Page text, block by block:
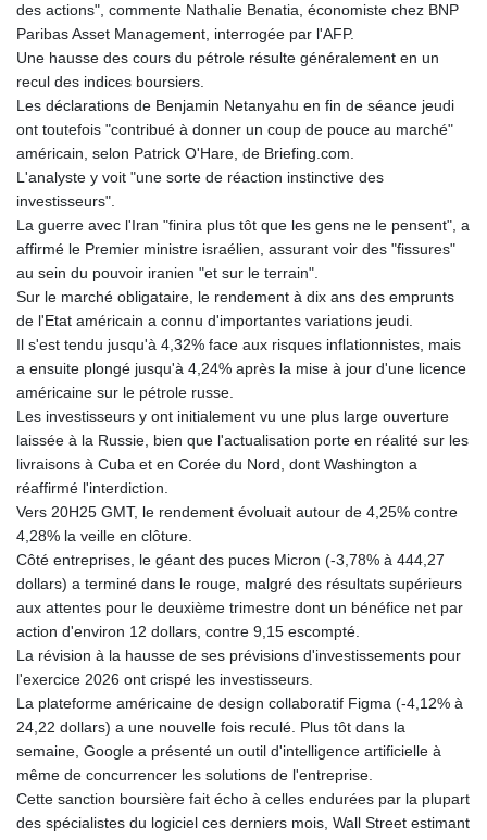
des actions", commente Nathalie Benatia, économiste chez BNP
Paribas Asset Management, interrogée par l'AFP.
Une hausse des cours du pétrole résulte généralement en un
recul des indices boursiers.
Les déclarations de Benjamin Netanyahu en fin de séance jeudi
ont toutefois "contribué à donner un coup de pouce au marché"
américain, selon Patrick O'Hare, de Briefing.com.
L'analyste y voit "une sorte de réaction instinctive des
investisseurs".
La guerre avec l'Iran "finira plus tôt que les gens ne le pensent", a
affirmé le Premier ministre israélien, assurant voir des "fissures"
au sein du pouvoir iranien "et sur le terrain".
Sur le marché obligataire, le rendement à dix ans des emprunts
de l'Etat américain a connu d'importantes variations jeudi.
Il s'est tendu jusqu'à 4,32% face aux risques inflationnistes, mais
a ensuite plongé jusqu'à 4,24% après la mise à jour d'une licence
américaine sur le pétrole russe.
Les investisseurs y ont initialement vu une plus large ouverture
laissée à la Russie, bien que l'actualisation porte en réalité sur les
livraisons à Cuba et en Corée du Nord, dont Washington a
réaffirmé l'interdiction.
Vers 20H25 GMT, le rendement évoluait autour de 4,25% contre
4,28% la veille en clôture.
Côté entreprises, le géant des puces Micron (-3,78% à 444,27
dollars) a terminé dans le rouge, malgré des résultats supérieurs
aux attentes pour le deuxième trimestre dont un bénéfice net par
action d'environ 12 dollars, contre 9,15 escompté.
La révision à la hausse de ses prévisions d'investissements pour
l'exercice 2026 ont crispé les investisseurs.
La plateforme américaine de design collaboratif Figma (-4,12% à
24,22 dollars) a une nouvelle fois reculé. Plus tôt dans la
semaine, Google a présenté un outil d'intelligence artificielle à
même de concurrencer les solutions de l'entreprise.
Cette sanction boursière fait écho à celles endurées par la plupart
des spécialistes du logiciel ces derniers mois, Wall Street estimant